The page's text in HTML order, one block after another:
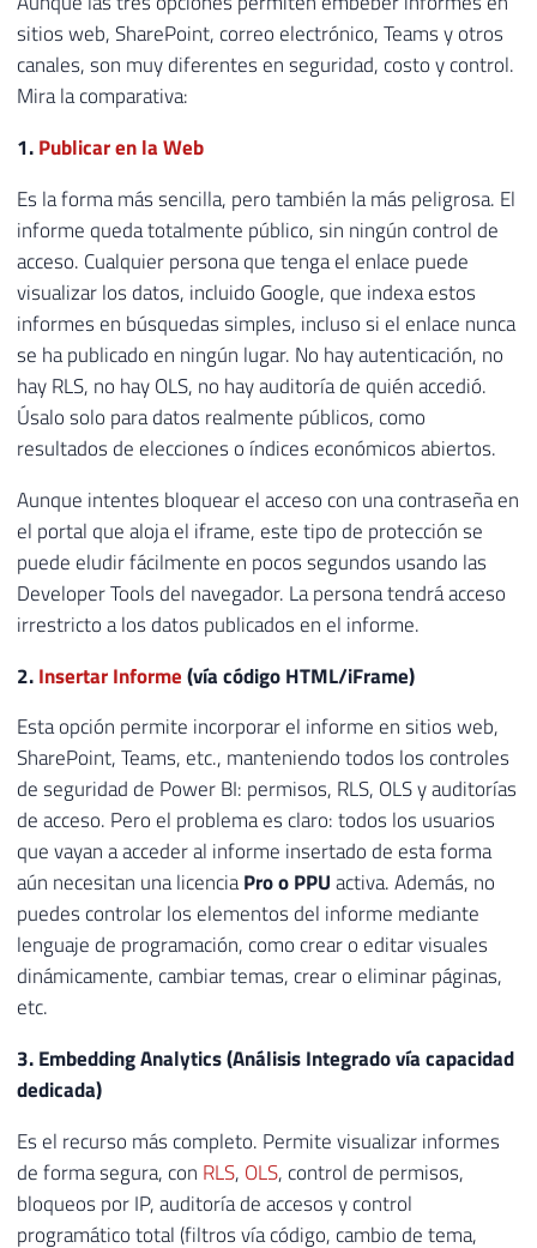
sitios web, SharePoint, correo electrónico, Teams y otros
canales, son muy diferentes en seguridad, costo y control.
Mira la comparativa:
1.Publicar en la Web
Es la forma más sencilla, pero también la más peligrosa. El
informe queda totalmente público, sin ningún control de
acceso. Cualquier persona que tenga el enlace puede
visualizar los datos, incluido Google, que indexa estos
informes en búsquedas simples, incluso si el enlace nunca
se ha publicado en ningún lugar. No hay autenticación, no
hay RLS, no hay OLS, no hay auditoría de quién accedió.
Úsalo solo para datos realmente públicos, como
resultados de elecciones o índices económicos abiertos.
Aunque intentes bloquear el acceso con una contraseña en
el portal que aloja el iframe, este tipo de protección se
puede eludir fácilmente en pocos segundos usando las
Developer Tools del navegador. La persona tendrá acceso
irrestricto a los datos publicados en el informe.
2.Insertar Informe(vía código HTML/iFrame)
Esta opción permite incorporar el informe en sitios web,
SharePoint, Teams, etc., manteniendo todos los controles
de seguridad de Power BI: permisos, RLS, OLS y auditorías
de acceso. Pero el problema es claro: todos los usuarios
que vayan a acceder al informe insertado de esta forma
aún necesitan una licenciaPro o PPUactiva. Además, no
puedes controlar los elementos del informe mediante
lenguaje de programación, como crear o editar visuales
dinámicamente, cambiar temas, crear o eliminar páginas,
etc.
3. Embedding Analytics (Análisis Integrado vía capacidad
dedicada)
Es el recurso más completo. Permite visualizar informes
de forma segura, con RLS, OLS, control de permisos,
bloqueos por IP, auditoría de accesos y control
programático total (filtros vía código, cambio de tema,